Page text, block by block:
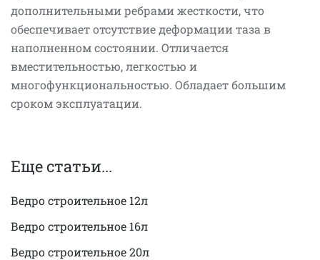
дополнительными ребрами жесткости, что
обеспечивает отсутствие деформации таза в
наполненном состоянии. Отличается
вместительностью, легкостью и
многофункциональностью. Обладает большим
сроком эксплуатации.
Еще статьи...
Ведро строительное 12л
Ведро строительное 16л
Ведро строительное 20л